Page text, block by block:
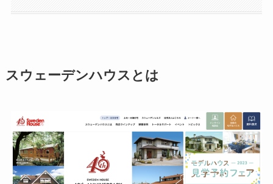
スウェーデンハウスとは